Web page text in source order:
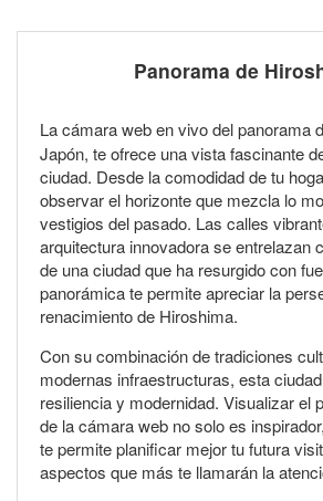
Panorama de
La cámara web en vivo del panorama
Japón, te ofrece una vista fascinante
ciudad. Desde la comodidad de tu
observar el horizonte que mezcla lo
vestigios del pasado. Las calles
arquitectura innovadora se entrelazan
de una ciudad que ha resurgido con
panorámica te permite apreciar la
renacimiento de Hiroshima.
Con su combinación de tradiciones
modernas infraestructuras, esta
resiliencia y modernidad. Visualizar el
de la cámara web no solo es
te permite planificar mejor tu futura
aspectos que más te llamarán la